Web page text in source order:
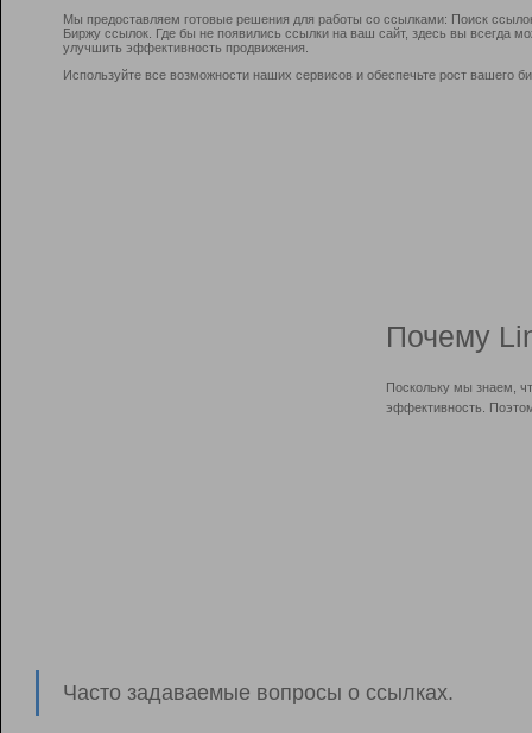
Мы предоставляем готовые решения для работы со ссылками: Поиск
Биржу ссылок. Где бы не появились ссылки на ваш сайт, здесь вы всегда
улучшить эффективность продвижения.
Используйте все возможности наших сервисов и обеспечьте рост вашего
Почему
Поскольку мы знаем,
эффективность.
Часто задаваемые вопросы о ссылках.